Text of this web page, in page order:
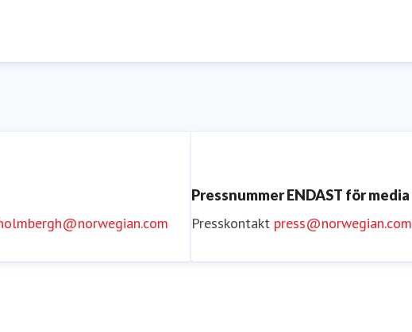
Pressnummer ENDAST för media
Presskontakt press@norwegian.com